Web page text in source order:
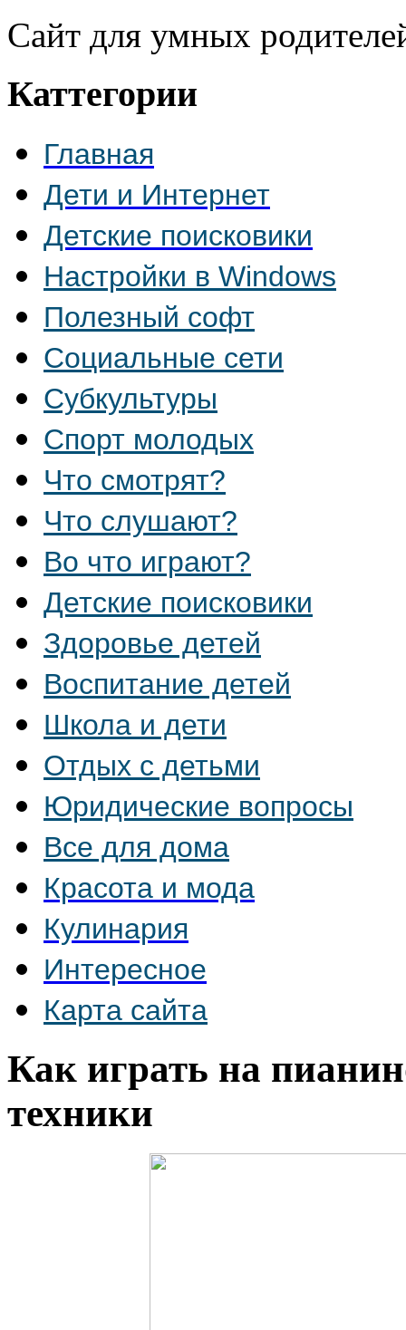
Сайт для умных
Каттегории
Главная
Дети и Интернет
Детские поисковики
Настройки в Windows
Полезный софт
Социальные сети
Субкультуры
Спорт молодых
Что смотрят?
Что слушают?
Во что играют?
Детские поисковики
Здоровье детей
Воспитание детей
Школа и дети
Отдых с детьми
Юридические вопросы
Все для дома
Красота и мода
Кулинария
Интересное
Карта сайта
Как играть на
техники